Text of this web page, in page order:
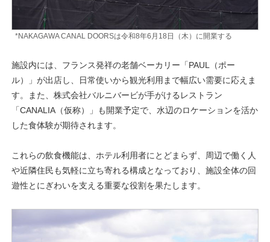
*NAKAGAWA CANAL DOORSは令和8年6月18日（木）に開業する
施設内には、フランス発祥の老舗ベーカリー「PAUL（ポー
ル）」が出店し、日常使いから観光利用まで幅広い需要に応えま
す。また、株式会社バルニバービが手がけるレストラン
「CANALIA（仮称）」も開業予定で、水辺のロケーションを活か
した食体験が期待されます。
これらの飲食機能は、ホテル利用者にとどまらず、周辺で働く人
や近隣住民も気軽に立ち寄れる構成となっており、施設全体の回
遊性とにぎわいを支える重要な役割を果たします。